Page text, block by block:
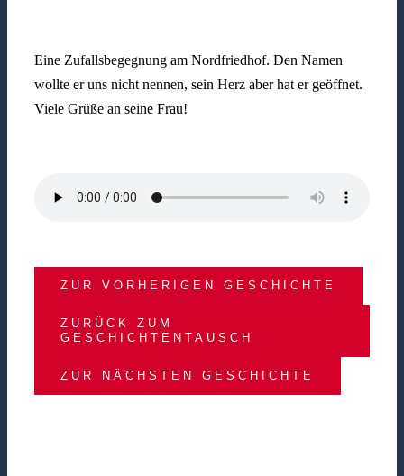
Eine Zufallsbegegnung am Nordfriedhof. Den Namen
wollte er uns nicht nennen, sein Herz aber hat er geöffnet.
Viele Grüße an seine Frau!
ZUR VORHERIGEN GESCHICHTE
ZURÜCK ZUM
GESCHICHTENTAUSCH
ZUR NÄCHSTEN GESCHICHTE